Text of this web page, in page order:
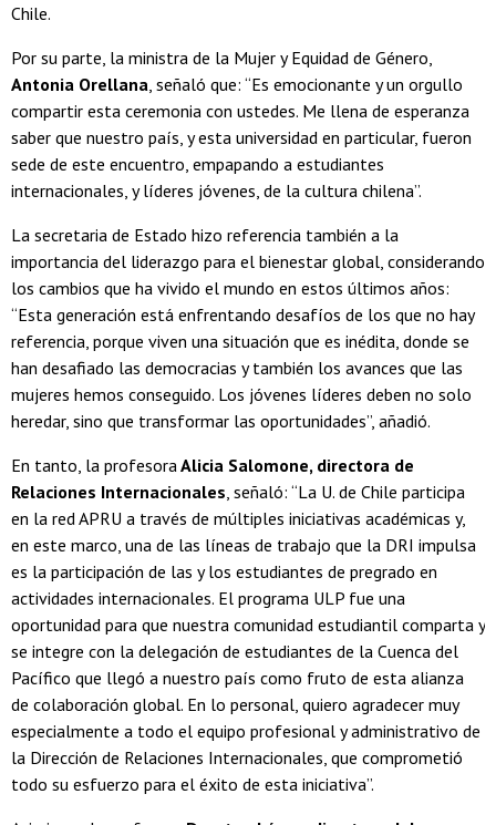
Chile.
Por su parte, la ministra de la Mujer y Equidad de Género,
Antonia Orellana, señaló que: “Es emocionante y un orgullo
compartir esta ceremonia con ustedes. Me llena de esperanza
saber que nuestro país, y esta universidad en particular, fueron
sede de este encuentro, empapando a estudiantes
internacionales, y líderes jóvenes, de la cultura chilena”.
La secretaria de Estado hizo referencia también a la
importancia del liderazgo para el bienestar global, considerando
los cambios que ha vivido el mundo en estos últimos años:
“Esta generación está enfrentando desafíos de los que no hay
referencia, porque viven una situación que es inédita, donde se
han desafiado las democracias y también los avances que las
mujeres hemos conseguido. Los jóvenes líderes deben no solo
heredar, sino que transformar las oportunidades”, añadió.
En tanto, la profesoraAlicia Salomone, directora de
Relaciones Internacionales, señaló: “La U. de Chile participa
en la red APRU a través de múltiples iniciativas académicas y,
en este marco, una de las líneas de trabajo que la DRI impulsa
es la participación de las y los estudiantes de pregrado en
actividades internacionales. El programa ULP fue una
oportunidad para que nuestra comunidad estudiantil comparta y
se integre con la delegación de estudiantes de la Cuenca del
Pacífico que llegó a nuestro país como fruto de esta alianza
de colaboración global. En lo personal, quiero agradecer muy
especialmente a todo el equipo profesional y administrativo de
la Dirección de Relaciones Internacionales, que comprometió
todo su esfuerzo para el éxito de esta iniciativa”.